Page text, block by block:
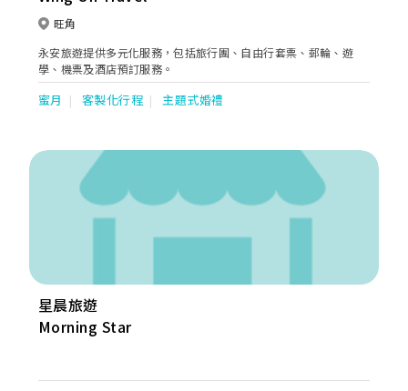
旺角
永安旅遊提供多元化服務，包括旅行團、自由行套票、郵輪、遊
學、機票及酒店預訂服務。
蜜月 客製化行程 主題式婚禮
星晨旅遊
Morning Star